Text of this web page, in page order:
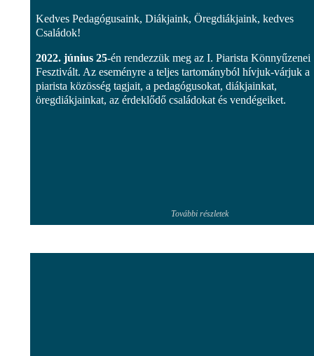
Kedves Pedagógusaink, Diákjaink, Öregdiákjaink, kedves
Családok!
2022. június 25-én rendezzük meg az I. Piarista Könnyűzenei
Fesztivált. Az eseményre a teljes tartományból hívjuk-várjuk a
piarista közösség tagjait, a pedagógusokat, diákjainkat,
öregdiákjainkat, az érdeklődő családokat és vendégeiket.
További részletek